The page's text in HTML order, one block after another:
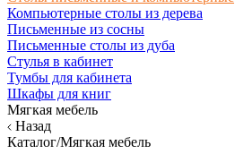
Компьютерные столы из дерева
Письменные из сосны
Письменные столы из дуба
Стулья в кабинет
Тумбы для кабинета
Шкафы для книг
Мягкая мебель
Назад
Каталог/Мягкая мебель